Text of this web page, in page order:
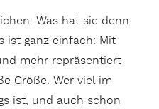
Was hat sie denn
ist ganz einfach: Mit
mehr repräsentiert
Größe. Wer viel im
ist, und auch schon